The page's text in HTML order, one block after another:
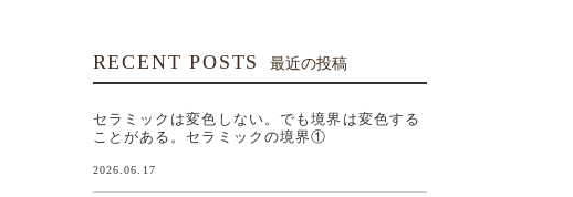
RECENT POSTS 最近の投稿
セラミックは変色しない。でも境界は変色する
ことがある。セラミックの境界①
2026.06.17